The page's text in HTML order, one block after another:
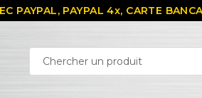
PAYPAL, PAYPAL 4x, CARTE